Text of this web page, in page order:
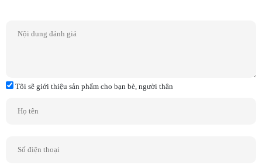
Tôi sẽ giới thiệu sản phẩm cho bạn bè, người thân